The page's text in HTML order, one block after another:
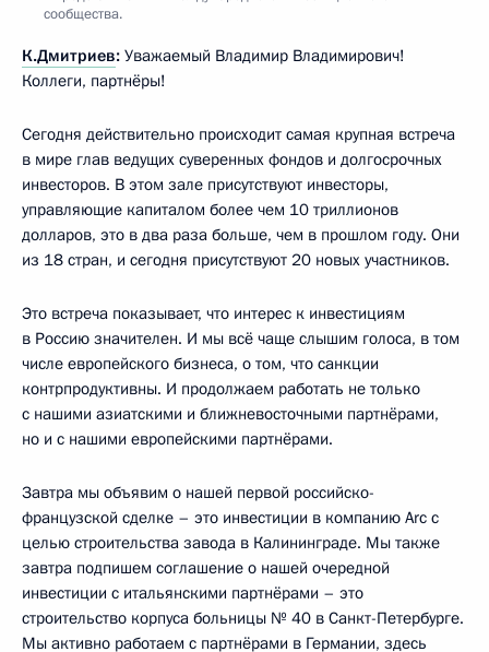
сообщества.
К.Дмитриев: Уважаемый Владимир Владимирович!
Коллеги, партнёры!
Сегодня действительно происходит самая крупная встреча
в мире глав ведущих суверенных фондов и долгосрочных
инвесторов. В этом зале присутствуют инвесторы,
управляющие капиталом более чем 10 триллионов
долларов, это в два раза больше, чем в прошлом году. Они
из 18 стран, и сегодня присутствуют 20 новых участников.
Это встреча показывает, что интерес к инвестициям
в Россию значителен. И мы всё чаще слышим голоса, в том
числе европейского бизнеса, о том, что санкции
контрпродуктивны. И продолжаем работать не только
с нашими азиатскими и ближневосточными партнёрами,
но и с нашими европейскими партнёрами.
Завтра мы объявим о нашей первой российско-
французской сделке – это инвестиции в компанию Arc c
целью строительства завода в Калининграде. Мы также
завтра подпишем соглашение о нашей очередной
инвестиции с итальянскими партнёрами – это
строительство корпуса больницы № 40 в Санкт-Петербурге.
Мы активно работаем с партнёрами в Германии, здесь